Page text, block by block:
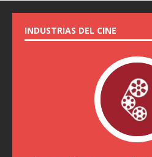
INDUSTRIAS DEL CINE